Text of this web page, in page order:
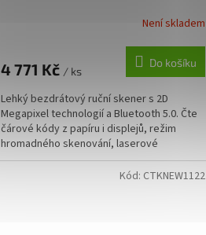
Není skladem
4 771 Kč / ks
Do košíku
Lehký bezdrátový ruční skener s 2D
Megapixel technologií a Bluetooth 5.0. Čte
čárové kódy z papíru i displejů, režim
hromadného skenování, laserové
zaměřování, IP65, odolný při...
Kód: CTKNEW1122